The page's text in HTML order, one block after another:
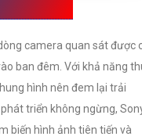
camera quan sát được
ban đêm. Với khả năng
hình nên đem lại trải
triển không ngừng,
biến hình ảnh tiên tiến và